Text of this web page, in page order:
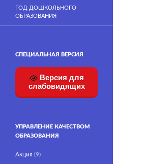
ГОД ДОШКОЛЬНОГО
ОБРАЗОВАНИЯ
СПЕЦИАЛЬНАЯ ВЕРСИЯ
Версия для
слабовидящих
УПРАВЛЕНИЕ КАЧЕСТВОМ
ОБРАЗОВАНИЯ
Акция (9)